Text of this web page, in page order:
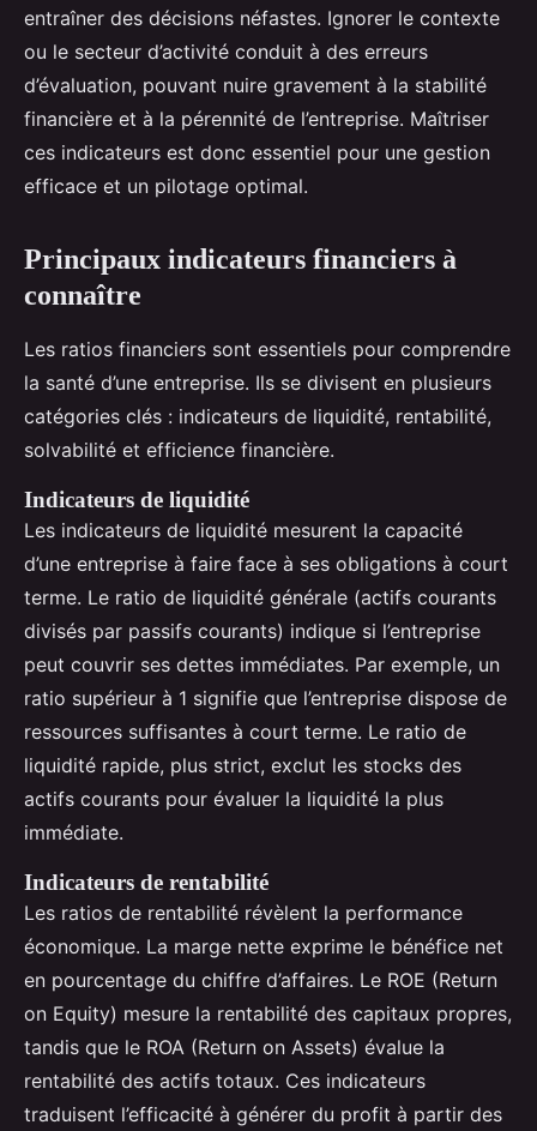
entraîner des décisions néfastes. Ignorer le contexte
ou le secteur d’activité conduit à des erreurs
d’évaluation, pouvant nuire gravement à la stabilité
financière et à la pérennité de l’entreprise. Maîtriser
ces indicateurs est donc essentiel pour une gestion
efficace et un pilotage optimal.
Principaux indicateurs financiers à
connaître
Les ratios financiers sont essentiels pour comprendre
la santé d’une entreprise. Ils se divisent en plusieurs
catégories clés : indicateurs de liquidité, rentabilité,
solvabilité et efficience financière.
Indicateurs de liquidité
Les indicateurs de liquidité mesurent la capacité
d’une entreprise à faire face à ses obligations à court
terme. Le ratio de liquidité générale (actifs courants
divisés par passifs courants) indique si l’entreprise
peut couvrir ses dettes immédiates. Par exemple, un
ratio supérieur à 1 signifie que l’entreprise dispose de
ressources suffisantes à court terme. Le ratio de
liquidité rapide, plus strict, exclut les stocks des
actifs courants pour évaluer la liquidité la plus
immédiate.
Indicateurs de rentabilité
Les ratios de rentabilité révèlent la performance
économique. La marge nette exprime le bénéfice net
en pourcentage du chiffre d’affaires. Le ROE (Return
on Equity) mesure la rentabilité des capitaux propres,
tandis que le ROA (Return on Assets) évalue la
rentabilité des actifs totaux. Ces indicateurs
traduisent l’efficacité à générer du profit à partir des